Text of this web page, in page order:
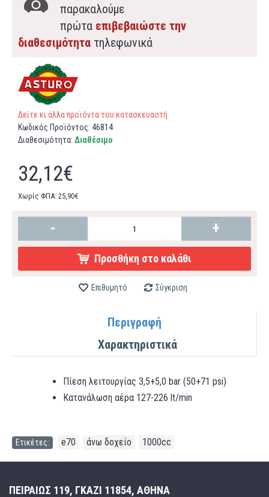
παρακαλούμε
πρώτα επιβεβαιώστε την
διαθεσιμότητα τηλεφωνικά
Δείτε κι άλλα προϊόντα του κατασκευαστή
Κωδικός Προϊόντος: 46814
Διαθεσιμότητα: Διαθέσιμο
32,12€
Χωρίς ΦΠΑ: 25,90€
- +
Προσθήκη στο καλάθι
Επιθυμητό Σύγκριση
Περιγραφή
Χαρακτηριστικά
Πίεση λειτουργίας 3,5+5,0 bar (50+71 psi)
Κατανάλωση αέρα 127-226 lt/min
Ετικέτες: e70 άνω δοχείο 1000cc
ΠΕΙΡΑΙΩΣ 119, ΓΚΑΖΙ 11854, ΑΘΗΝΑ